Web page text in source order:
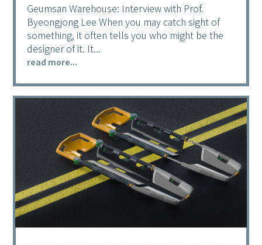
Geumsan Warehouse: Interview with Prof.
Byeongjong Lee When you may catch sight of
something, it often tells you who might be the
designer of it. It...
read more...